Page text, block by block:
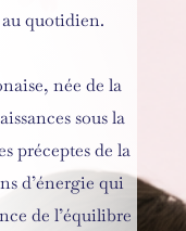
quotidien.
née de la
sous la
préceptes de la
d’énergie qui
de l’équilibre